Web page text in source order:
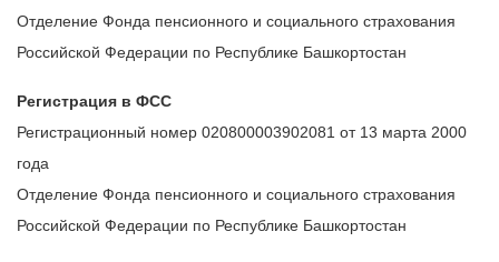
Отделение Фонда пенсионного и социального страхования
Российской Федерации по Республике Башкортостан
Регистрация в ФСС
Регистрационный номер 020800003902081 от 13 марта 2000
года
Отделение Фонда пенсионного и социального страхования
Российской Федерации по Республике Башкортостан